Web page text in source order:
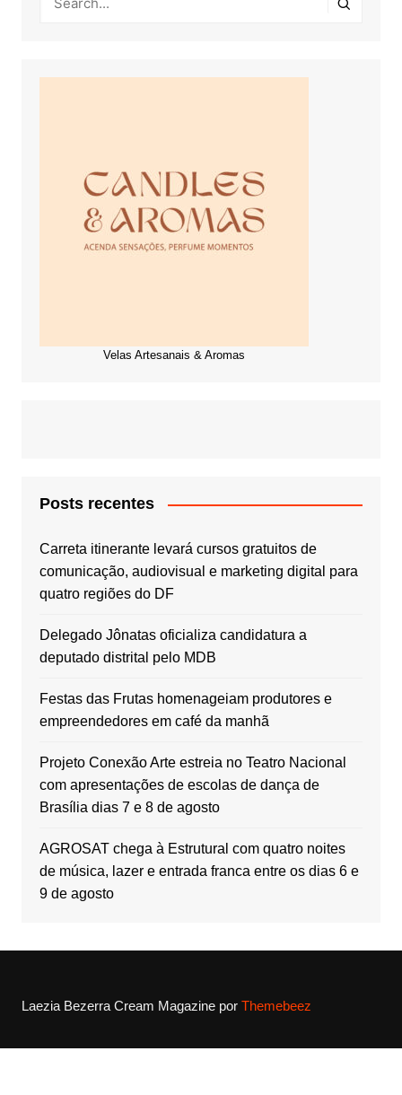
Velas Artesanais & Aromas
Posts recentes
Carreta itinerante levará cursos gratuitos de
comunicação, audiovisual e marketing digital para
quatro regiões do DF
Delegado Jônatas oficializa candidatura a
deputado distrital pelo MDB
Festas das Frutas homenageiam produtores e
empreendedores em café da manhã
Projeto Conexão Arte estreia no Teatro Nacional
com apresentações de escolas de dança de
Brasília dias 7 e 8 de agosto
AGROSAT chega à Estrutural com quatro noites
de música, lazer e entrada franca entre os dias 6 e
9 de agosto
Laezia BezerraCream Magazine por Themebeez